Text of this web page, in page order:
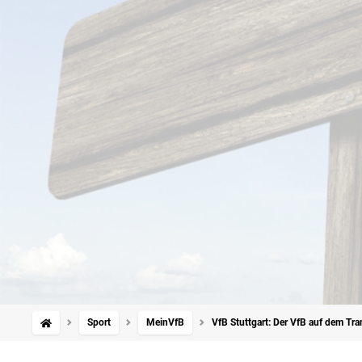
Sport MeinVfB VfB Stuttgart: Der VfB auf dem